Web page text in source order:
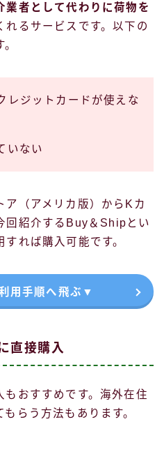
業者として代わりに荷物を
れるサービスです。以下の
レジットカードが使えな
いない
ア（アメリカ版）からKカ
回紹介するBuy＆Shipとい
れば購入可能です。
用手順へ飛ぶ▼
直接購入
もおすすめです。海外在住
らう方法もあります。